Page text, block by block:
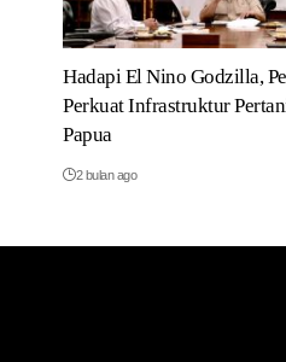
Hadapi El Nino Godzilla,
Perkuat Infrastruktur
Papua
2 bulan ago